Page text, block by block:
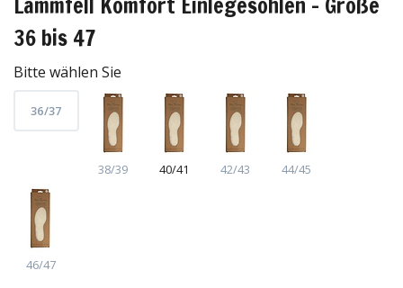
36 bis 47
Bitte wählen Sie
36/37
38/39 40/41 42/43 44/45
46/47